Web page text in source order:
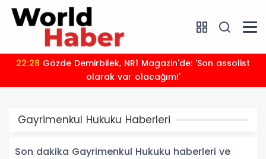
22:28
olarak var olacağım!'
Gayrimenkul Hukuku Haberleri
Son dakika Gayrimenkul Hukuku haberleri ve